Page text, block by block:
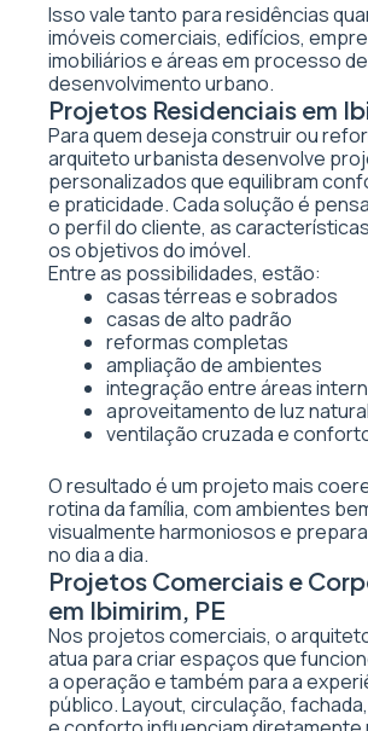
Isso vale tanto para residências
imóveis comerciais, edifícios,
imobiliários e áreas em processo de
desenvolvimento urbano.
Projetos Residenciais em
Para quem deseja construir ou
arquiteto urbanista desenvolve
personalizados que equilibram
e praticidade. Cada solução é
o perfil do cliente, as
os objetivos do imóvel.
Entre as possibilidades, estão:
casas térreas e sobrados
casas de alto padrão
reformas completas
ampliação de ambientes
integração entre áreas
aproveitamento de luz natural
ventilação cruzada e
O resultado é um projeto mais
rotina da família, com ambientes
visualmente harmoniosos e
no dia a dia.
Projetos Comerciais e
em Ibimirim, PE
Nos projetos comerciais, o
atua para criar espaços que
a operação e também para a
público. Layout, circulação,